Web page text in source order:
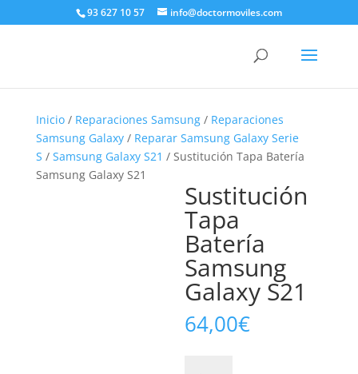
93 627 10 57 info@doctormoviles.com
Inicio/ Reparaciones Samsung/ Reparaciones
Samsung Galaxy/ Reparar Samsung Galaxy Serie
S / Samsung Galaxy S21 / Sustitución Tapa Batería
Samsung Galaxy S21
Sustitución
Tapa
Batería
Samsung
Galaxy S21
64,00€